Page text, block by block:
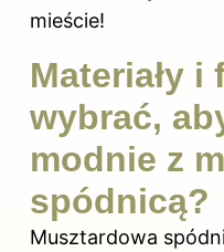
mieście!
Materiały i
wybrać,
modnie z
spódnicą?
Musztardowa